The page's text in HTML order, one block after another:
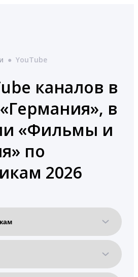
● YouTube
каналов в
в
«Фильмы и
по
2026